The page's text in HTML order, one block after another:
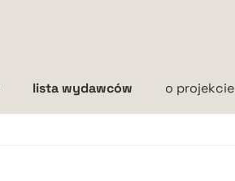
lista wydawców o projekcie